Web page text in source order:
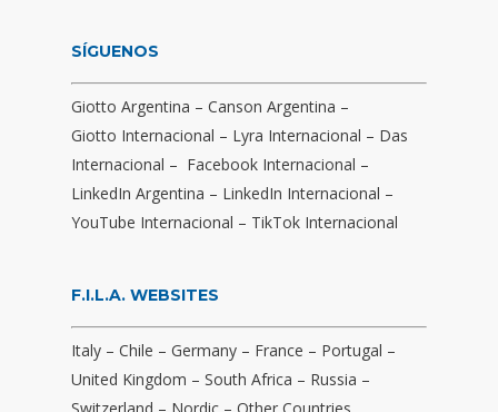
SÍGUENOS
Giotto Argentina – Canson Argentina –
Giotto Internacional – Lyra Internacional – Das
Internacional – Facebook Internacional –
LinkedIn Argentina – LinkedIn Internacional –
YouTube Internacional – TikTok Internacional
F.I.L.A. WEBSITES
Italy – Chile – Germany – France – Portugal –
United Kingdom – South Africa – Russia –